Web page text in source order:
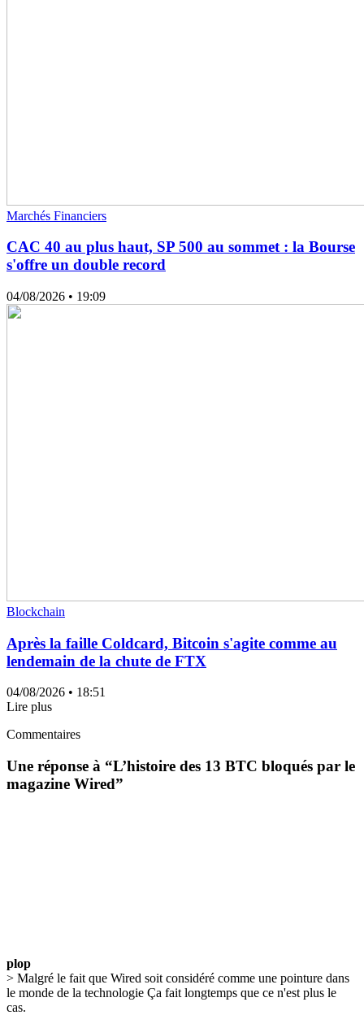
Marchés Financiers
CAC 40 au plus haut, SP 500 au sommet : la Bourse
s'offre un double record
04/08/2026 • 19:09
Blockchain
Après la faille Coldcard, Bitcoin s'agite comme au
lendemain de la chute de FTX
04/08/2026 • 18:51
Lire plus
Commentaires
Une réponse à “L’histoire des 13 BTC bloqués par le
magazine Wired”
plop
> Malgré le fait que Wired soit considéré comme une pointure dans
le monde de la technologie Ça fait longtemps que ce n'est plus le
cas.